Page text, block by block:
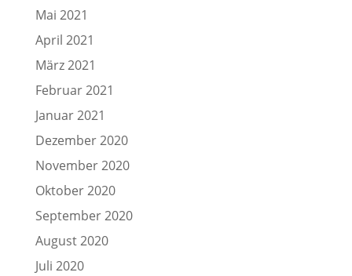
Mai 2021
April 2021
März 2021
Februar 2021
Januar 2021
Dezember 2020
November 2020
Oktober 2020
September 2020
August 2020
Juli 2020